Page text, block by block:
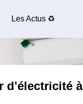
Les Actus ♻️